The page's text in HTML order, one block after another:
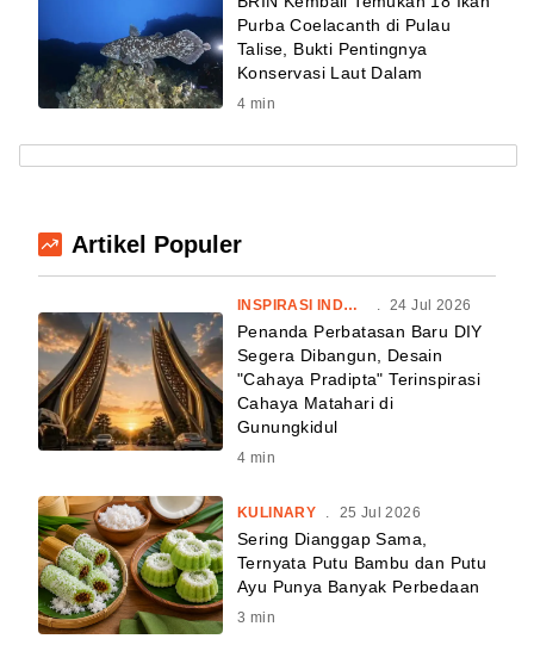
Purba Coelacanth di Pulau
Talise, Bukti Pentingnya
Konservasi Laut Dalam
4 min
Artikel Populer
INSPIRASI INDONESIA 24 Jul 2026
Penanda Perbatasan Baru DIY
Segera Dibangun, Desain
"Cahaya Pradipta" Terinspirasi
Cahaya Matahari di
Gunungkidul
4 min
KULINARY . 25 Jul 2026
Sering Dianggap Sama,
Ternyata Putu Bambu dan Putu
Ayu Punya Banyak Perbedaan
3 min